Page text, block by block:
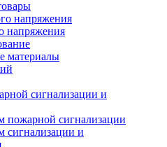
напряжения
напряжения
материалы
сигнализации и
пожарной сигнализации
сигнализации и